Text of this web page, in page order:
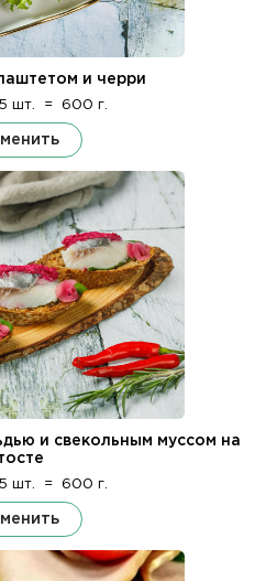
и черри
шт. = 600 г.
и свекольным муссом на
шт. = 600 г.